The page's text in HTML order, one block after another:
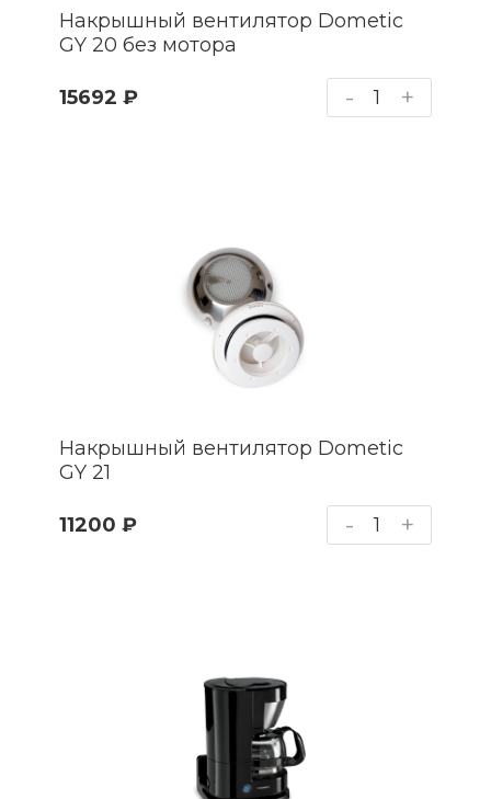
Накрышный вентилятор Dometic
GY 20 без мотора
15692 ₽ - +
Накрышный вентилятор Dometic
GY 21
11200 ₽ - +